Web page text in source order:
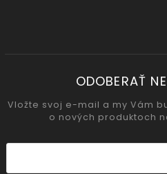
ODOBERAŤ
Vložte svoj e-mail a my Vám
o nových produktoch